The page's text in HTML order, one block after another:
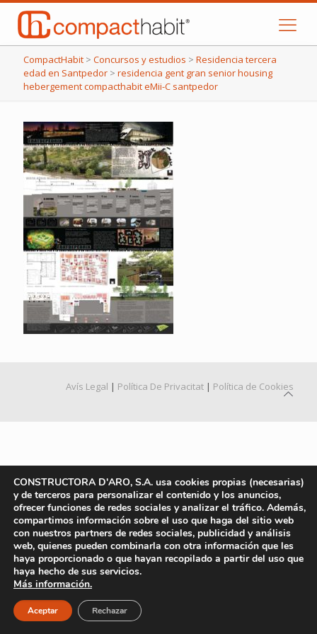
CompactHabit > Concursos y estudios > Residencia tercera
edad en Santpedor > residencia gent gran senior housing
hebergement compacthabit eMii-C santpedor
Avís Legal | Política De Privacitat | Política de Cookies
CONSTRUCTORA D'ARO, S.A. usa cookies propias (necesarias)
y de terceros para personalizar el contenido y los anuncios,
ofrecer funciones de redes sociales y analizar el tráfico. Además,
compartimos información sobre el uso que haga del sitio web
con nuestros partners de redes sociales, publicidad y análisis
web, quienes pueden combinarla con otra información que les
haya proporcionado o que hayan recopilado a partir del uso que
haya hecho de sus servicios.
Más información.
Aceptar Rechazar